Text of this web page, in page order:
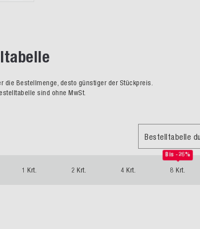
die Bestellmenge, desto günstiger der Stückpreis.
sind ohne MwSt.
Bestelltabelle
1 Krt. 2 Krt. 4 Krt.
Bis -26%
8 Krt.